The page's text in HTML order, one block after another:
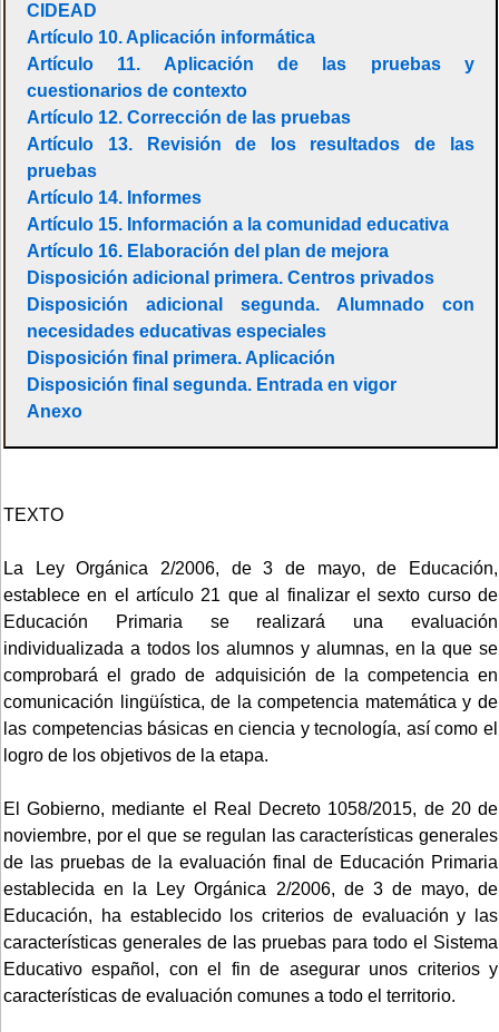
CIDEAD
Artículo 10. Aplicación informática
Artículo 11. Aplicación de las pruebas y
cuestionarios de contexto
Artículo 12. Corrección de las pruebas
Artículo 13. Revisión de los resultados de las
pruebas
Artículo 14. Informes
Artículo 15. Información a la comunidad educativa
Artículo 16. Elaboración del plan de mejora
Disposición adicional primera. Centros privados
Disposición adicional segunda. Alumnado con
necesidades educativas especiales
Disposición final primera. Aplicación
Disposición final segunda. Entrada en vigor
Anexo
TEXTO
La Ley Orgánica 2/2006, de 3 de mayo, de Educación,
establece en el artículo 21 que al finalizar el sexto curso de
Educación Primaria se realizará una evaluación
individualizada a todos los alumnos y alumnas, en la que se
comprobará el grado de adquisición de la competencia en
comunicación lingüística, de la competencia matemática y de
las competencias básicas en ciencia y tecnología, así como el
logro de los objetivos de la etapa.
El Gobierno, mediante el Real Decreto 1058/2015, de 20 de
noviembre, por el que se regulan las características generales
de las pruebas de la evaluación final de Educación Primaria
establecida en la Ley Orgánica 2/2006, de 3 de mayo, de
Educación, ha establecido los criterios de evaluación y las
características generales de las pruebas para todo el Sistema
Educativo español, con el fin de asegurar unos criterios y
características de evaluación comunes a todo el territorio.